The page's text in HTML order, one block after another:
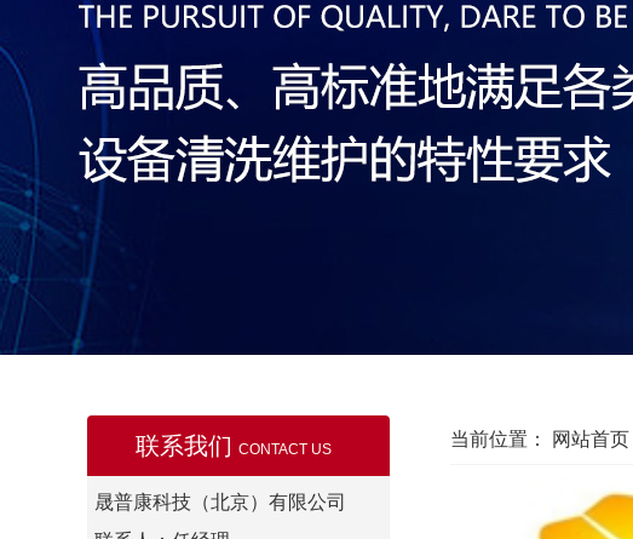
联系我们 CONTACT US
晟普康科技（北京）有限公司
当前位置： 网站首页